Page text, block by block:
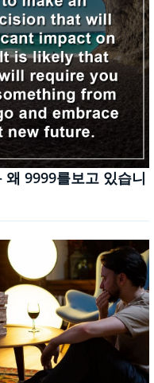
9999를보고 있습니